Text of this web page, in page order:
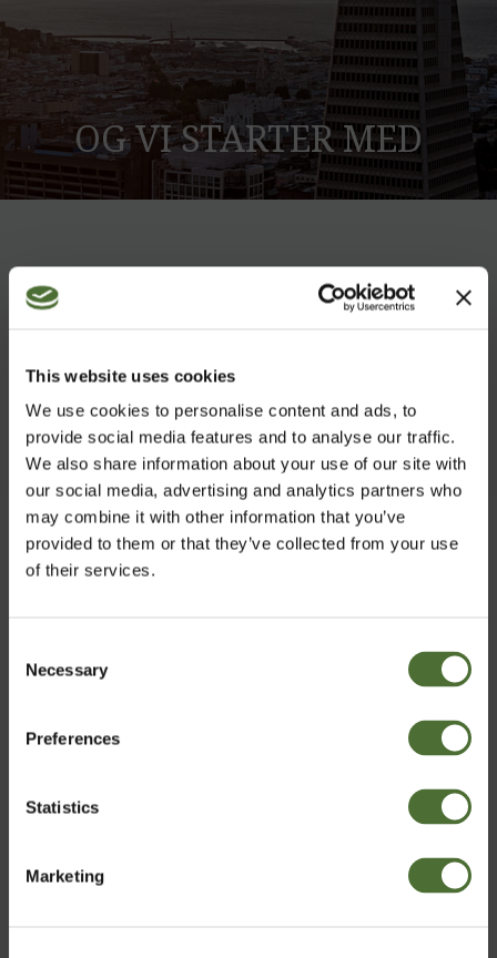
This website uses cookies
We use cookies to personalise content and ads, to
provide social media features and to analyse our traffic.
We also share information about your use of our site with
our social media, advertising and analytics partners who
may combine it with other information that you’ve
provided to them or that they’ve collected from your use
of their services.
Selection
Necessary
Preferences
Statistics
Marketing
OG VI STARTER MED
DIG
Vi er et verdensomfattende
ernæringsselskab, som ønsker at
uovertruffenkvalitet er det våben,
VORES VÆRDIER
At inspirere til handlinger og bidrage til at